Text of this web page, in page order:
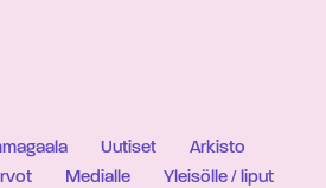
Uutiset
Arkisto
Medialle
Yleisölle / liput